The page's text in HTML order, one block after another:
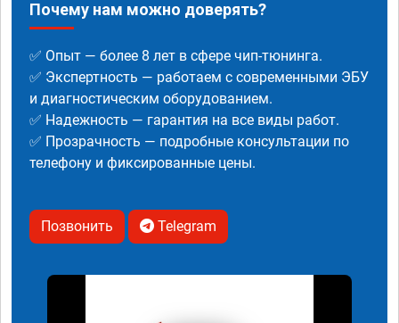
Почему нам можно доверять?
✅ Опыт — более 8 лет в сфере чип-тюнинга.
✅ Экспертность — работаем с современными ЭБУ
и диагностическим оборудованием.
✅ Надежность — гарантия на все виды работ.
✅ Прозрачность — подробные консультации по
телефону и фиксированные цены.
Позвонить Telegram